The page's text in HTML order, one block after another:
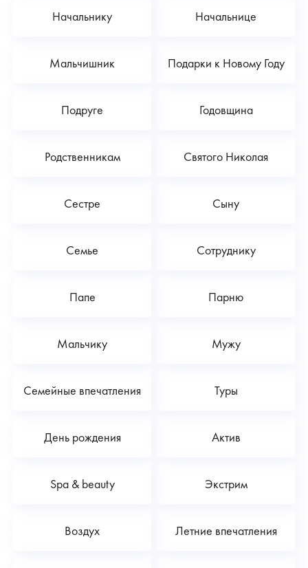
Начальнику Начальнице
Мальчишник Подарки к Новому Году
Подруге Годовщина
Родственникам Святого Николая
Сестре Сыну
Семье Сотруднику
Папе Парню
Мальчику Мужу
Семейные впечатления Туры
День рождения Актив
Spa & beauty Экстрим
Воздух Летние впечатления